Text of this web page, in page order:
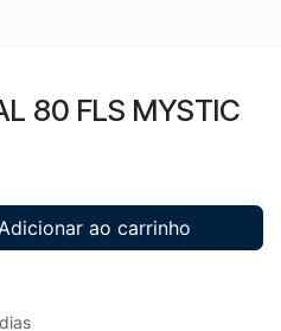
80 FLS MYSTIC
ao carrinho